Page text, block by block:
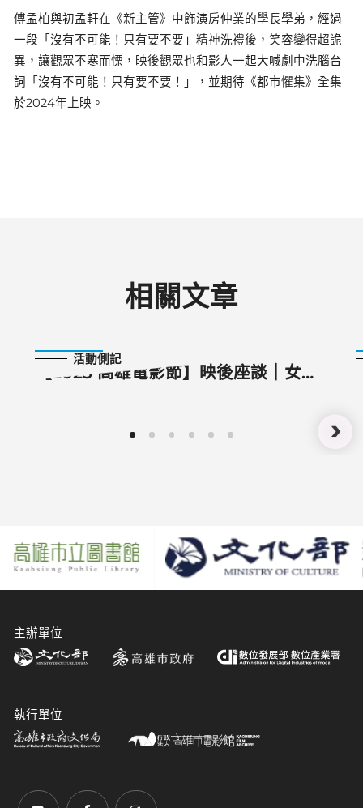
傅孟柏與初孟軒在《新主管》中飾演房仲業的學長學弟，經過
一段「沒有不可能！只有要不要」精神洗禮後，笑容變得超詭
異，讓觀眾不寒而慄，映後觀眾也和影人一起大喊劇中洗腦台
詞「沒有不可能！只有要不要！」，並期待《都市懼集》全集
於2024年上映。
相關文章
活動側記
【2023 高雄電影節】映後座談｜女鬼
主辦單位
執行單位